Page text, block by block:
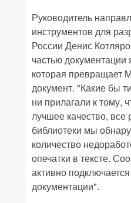
Руководитель
инструментов для
России Денис
частью документации
которая превращает
документ. "Какие бы
ни прилагали к тому,
лучшее качество,
библиотеки мы
количество
опечатки в тексте.
активно
документации".